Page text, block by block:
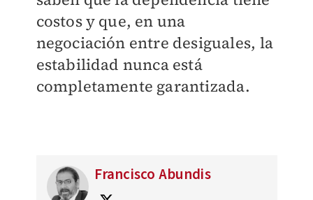
costos y que, en una
negociación entre desiguales, la
estabilidad nunca está
completamente garantizada.
Francisco Abundis